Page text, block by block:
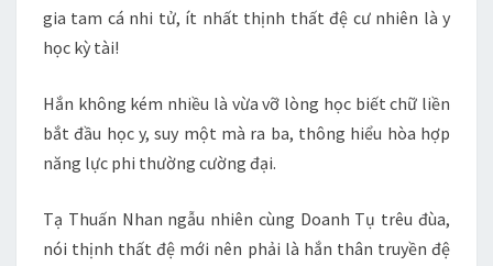
gia tam cá nhi tử, ít nhất thịnh thất đệ cư nhiên là y
học kỳ tài!
Hắn không kém nhiều là vừa vỡ lòng học biết chữ liền
bắt đầu học y, suy một mà ra ba, thông hiểu hòa hợp
năng lực phi thường cường đại.
Tạ Thuấn Nhan ngẫu nhiên cùng Doanh Tụ trêu đùa,
nói thịnh thất đệ mới nên phải là hắn thân truyền đệ